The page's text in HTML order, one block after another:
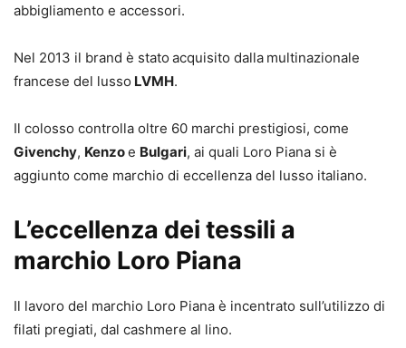
abbigliamento e accessori.
Nel 2013 il brand è stato acquisito dalla multinazionale
francese del lusso LVMH.
Il colosso controlla oltre 60 marchi prestigiosi, come
Givenchy, Kenzoe Bulgari, ai quali Loro Piana si è
aggiunto come marchio di eccellenza del lusso italiano.
L’eccellenza dei tessili a
marchio Loro Piana
Il lavoro del marchio Loro Piana è incentrato sull’utilizzo di
filati pregiati, dal cashmere al lino.